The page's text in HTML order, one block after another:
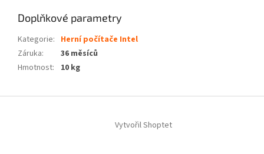
Doplňkové parametry
Kategorie: Herní počítače Intel
Záruka:
36 měsíců
Hmotnost: 10 kg
Vytvořil Shoptet